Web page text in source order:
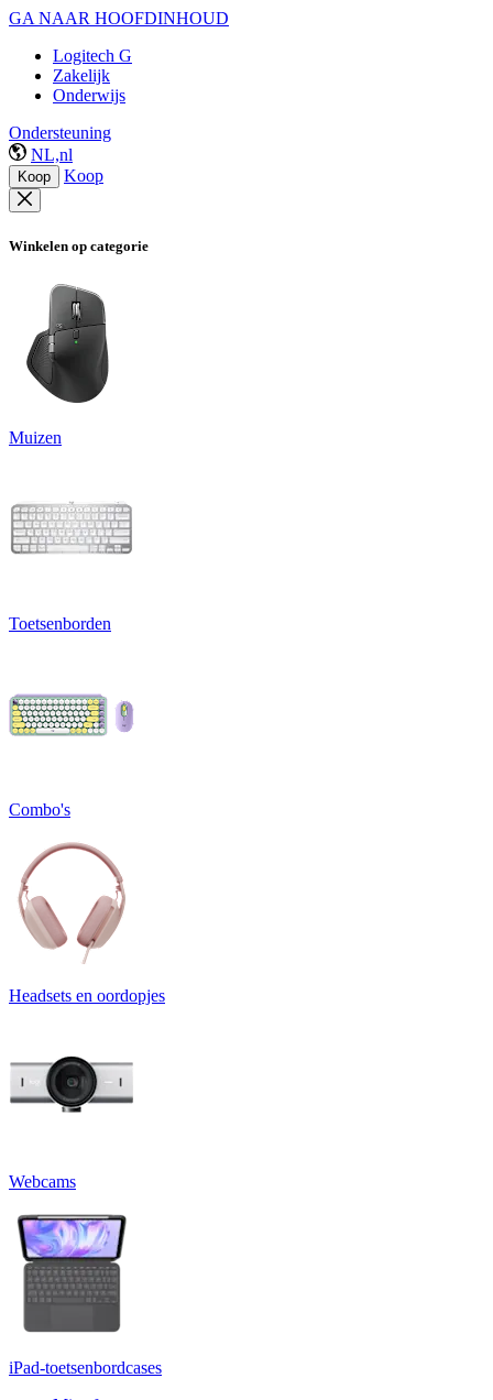
GA NAAR HOOFDINHOUD
Logitech G
Zakelijk
Onderwijs
Ondersteuning
NL,nl
Koop Koop
Winkelen op categorie
Muizen
Toetsenborden
Combo's
Headsets en oordopjes
Webcams
iPad-toetsenbordcases